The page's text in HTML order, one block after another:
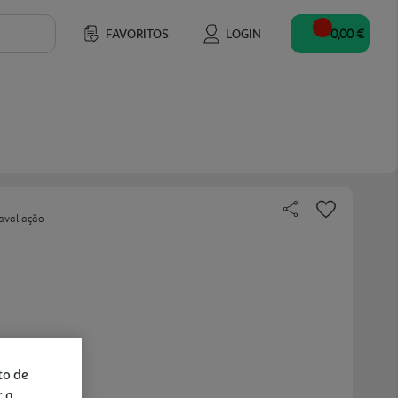
FAVORITOS LOGIN 0,00 €
de
a